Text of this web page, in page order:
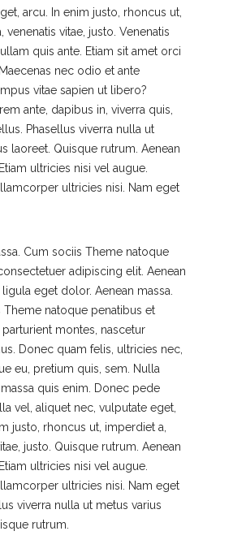
arcu. In enim justo, rhoncus ut,
venenatis vitae, justo. Venenatis
quis ante. Etiam sit amet orci
nec odio et ante
vitae sapien ut libero?
ante, dapibus in, viverra quis,
Phasellus viverra nulla ut
laoreet. Quisque rutrum. Aenean
ultricies nisi vel augue.
ultricies nisi. Nam eget
Cum sociis Theme natoque
adipiscing elit. Aenean
eget dolor. Aenean massa.
Theme natoque penatibus et
montes, nascetur
Donec quam felis, ultricies nec,
eu, pretium quis, sem. Nulla
quis enim. Donec pede
vel, aliquet nec, vulputate eget,
justo, rhoncus ut, imperdiet a,
justo. Quisque rutrum. Aenean
ultricies nisi vel augue.
ultricies nisi. Nam eget
viverra nulla ut metus varius
rutrum.